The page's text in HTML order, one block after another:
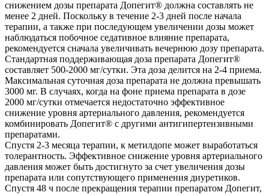
снижением дозы препарата Допегит® должна составлять не
менее 2 дней. Поскольку в течение 2-3 дней после начала
терапии, а также при последующем увеличении дозы может
наблюдаться побочное седативное влияние препарата,
рекомендуется сначала увеличивать вечернюю дозу препарата.
Стандартная поддерживающая доза препарата Допегит®
составляет 500-2000 мг/сутки. Эта доза делится на 2-4 приема.
Максимальная суточная доза препарата не должна превышать
3000 мг. В случаях, когда на фоне приема препарата в дозе
2000 мг/сутки отмечается недостаточно эффективное
снижение уровня артериального давления, рекомендуется
комбинировать Допегит® с другими антигипертензивными
препаратами.
Спустя 2-3 месяца терапии, к метилдопе может выработаться
толерантность. Эффективное снижение уровня артериального
давления может быть достигнуто за счет увеличения дозы
препарата или сопутствующего применения диуретиков.
Спустя 48 ч после прекращения терапии препаратом Допегит,